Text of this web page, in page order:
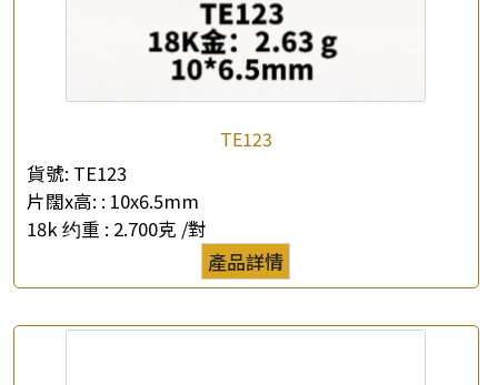
TE123
貨號: TE123
片闊x高: : 10x6.5mm
18k 约重 : 2.700克 /對
產品詳情